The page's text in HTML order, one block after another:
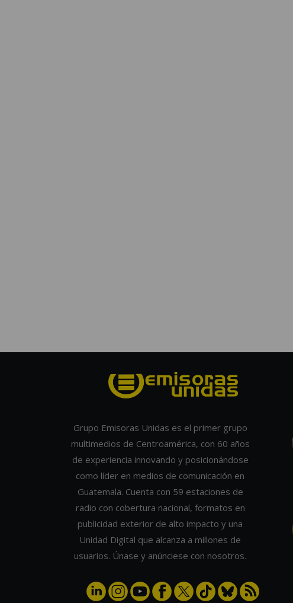
Grupo Emisoras Unidas es el primer grupo
multimedios de Centroamérica, con 60 años
de experiencia innovando y posicionándose
como líder en medios de comunicación en
Guatemala. Cuenta con 59 estaciones de
radio con cobertura nacional, formatos en
publicidad exterior de alto impacto y una
Unidad Digital que alcanza a millones de
usuarios. Únase y anúnciese con nosotros.